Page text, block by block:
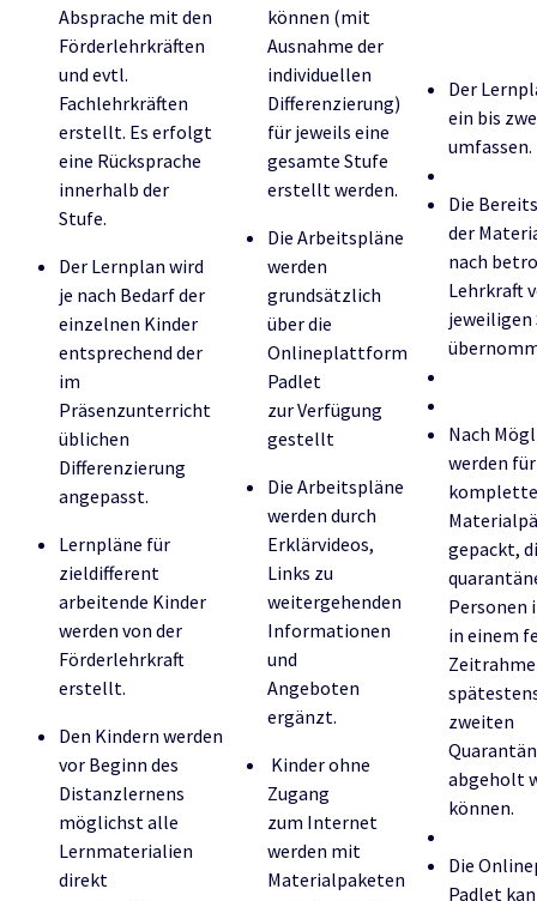
Absprache mit den
Förderlehrkräften
und evtl.
Fachlehrkräften
erstellt. Es erfolgt
eine Rücksprache
innerhalb der
Stufe.
Der Lernplan wird
je nach Bedarf der
einzelnen Kinder
entsprechend der
im
Präsenzunterricht
üblichen
Differenzierung
angepasst.
Lernpläne für
zieldifferent
arbeitende Kinder
werden von der
Förderlehrkraft
erstellt.
Den Kindern werden
vor Beginn des
Distanzlernens
möglichst alle
Lernmaterialien
direkt
können (mit
Ausnahme der
individuellen
Differenzierung)
für jeweils eine
gesamte Stufe
erstellt werden.
Die Arbeitspläne
werden
grundsätzlich
über die
Onlineplattform
Padlet
zur Verfügung
gestellt
Die Arbeitspläne
werden durch
Erklärvideos,
Links zu
weitergehenden
Informationen
und
Angeboten
ergänzt.
Kinder ohne
Zugang
zum Internet
werden mit
Materialpaketen
Der
ein bis
umfassen.
Die
der
nach
Lehrkraft
jeweiligen
Nach
werden
komplette
gepackt,
Personen
in einem
zweiten
abgeholt
können.
Die
Padlet